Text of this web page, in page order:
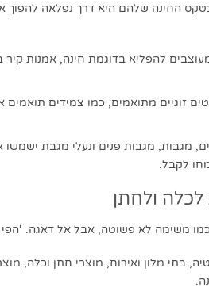
החינה שלהם היא דרך נפלאה להפוך
להפליא בדוגמת חינה, אמנות
זוגיים מתואמים, כמו צמידים
מגבות, מגבות פנים ונעלי מגבת
לקבל.
ולחתן
משימה לא פשוטה, אבל אל דאגה. ‘הפי
בתי מלון ואירוח, מוצרי חתן וכלה,